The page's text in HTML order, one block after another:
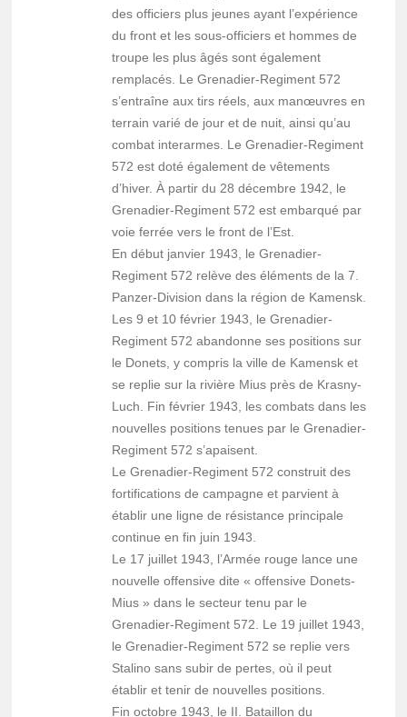
des officiers plus jeunes ayant l’expérience
du front et les sous-officiers et hommes de
troupe les plus âgés sont également
remplacés. Le Grenadier-Regiment 572
s’entraîne aux tirs réels, aux manœuvres en
terrain varié de jour et de nuit, ainsi qu’au
combat interarmes. Le Grenadier-Regiment
572 est doté également de vêtements
d’hiver. À partir du 28 décembre 1942, le
Grenadier-Regiment 572 est embarqué par
voie ferrée vers le front de l’Est.
En début janvier 1943, le Grenadier-
Regiment 572 relève des éléments de la 7.
Panzer-Division dans la région de Kamensk.
Les 9 et 10 février 1943, le Grenadier-
Regiment 572 abandonne ses positions sur
le Donets, y compris la ville de Kamensk et
se replie sur la rivière Mius près de Krasny-
Luch. Fin février 1943, les combats dans les
nouvelles positions tenues par le Grenadier-
Regiment 572 s’apaisent.
Le Grenadier-Regiment 572 construit des
fortifications de campagne et parvient à
établir une ligne de résistance principale
continue en fin juin 1943.
Le 17 juillet 1943, l’Armée rouge lance une
nouvelle offensive dite « offensive Donets-
Mius » dans le secteur tenu par le
Grenadier-Regiment 572. Le 19 juillet 1943,
le Grenadier-Regiment 572 se replie vers
Stalino sans subir de pertes, où il peut
établir et tenir de nouvelles positions.
Fin octobre 1943, le II. Bataillon du